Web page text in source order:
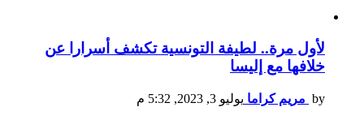
لأول مرة.. لطيفة التونسية تكشف أسرارا عن
خلافها مع إليسا
by مريم كراما يوليو 3, 2023, 5:32 م